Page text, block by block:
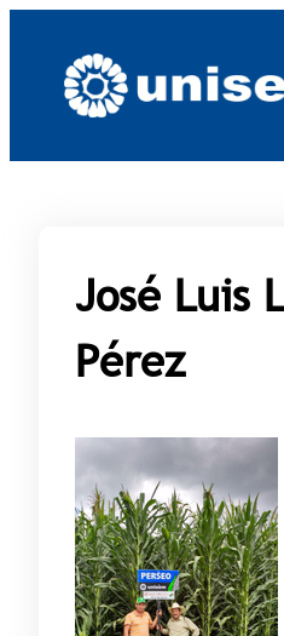
contenido
José Luis
Pérez